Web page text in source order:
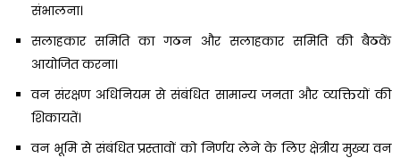
संभालना।
सलाहकार समिति का गठन और सलाहकार समिति की बैठकें
आयोजित करना।
वन संरक्षण अधिनियम से संबंधित सामान्य जनता और व्यक्तियों की
शिकायतें।
वन भूमि से संबंधित प्रस्तावों को निर्णय लेने के लिए क्षेत्रीय मुख्य वन